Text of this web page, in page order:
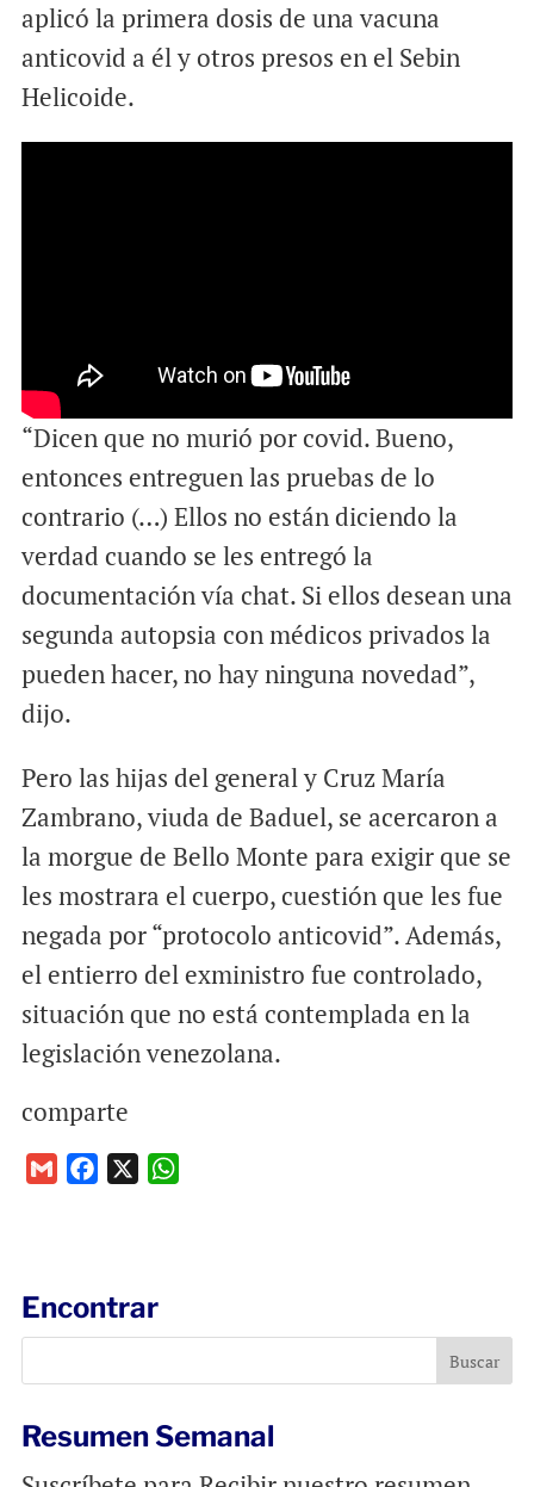
aplicó la primera dosis de una vacuna
anticovid a él y otros presos en el Sebin
Helicoide.
“Dicen que no murió por covid. Bueno,
entonces entreguen las pruebas de lo
contrario (…) Ellos no están diciendo la
verdad cuando se les entregó la
documentación vía chat. Si ellos desean una
segunda autopsia con médicos privados la
pueden hacer, no hay ninguna novedad”,
dijo.
Pero las hijas del general y Cruz María
Zambrano, viuda de Baduel, se acercaron a
la morgue de Bello Monte para exigir que se
les mostrara el cuerpo, cuestión que les fue
negada por “protocolo anticovid”. Además,
el entierro del exministro fue controlado,
situación que no está contemplada en la
legislación venezolana.
comparte
o
k
p
Encontrar
Resumen Semanal